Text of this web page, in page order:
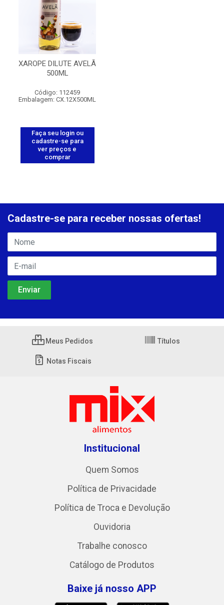
XAROPE DILUTE AVELÃ
500ML
Código: 112459
Embalagem: CX.12X500ML
Faça seu login ou
cadastre-se para
ver preços e
comprar
Cadastre-se para receber nossas ofertas!
Meus Pedidos Títulos
Notas Fiscais
Institucional
Quem Somos
Política de Privacidade
Política de Troca e Devolução
Ouvidoria
Trabalhe conosco
Catálogo de Produtos
Baixe já nosso APP